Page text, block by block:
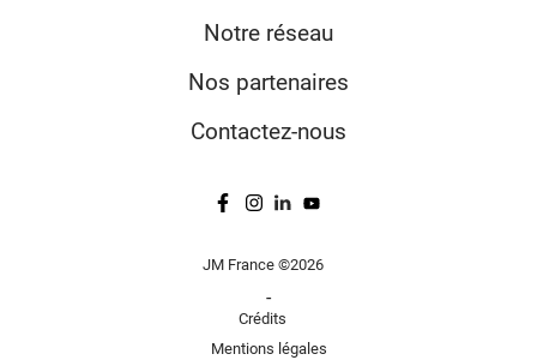
Notre réseau
Nos partenaires
Contactez-nous
JM France ©2026
-
Crédits
Mentions légales